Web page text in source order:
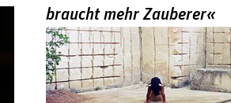
braucht mehr Zauberer«